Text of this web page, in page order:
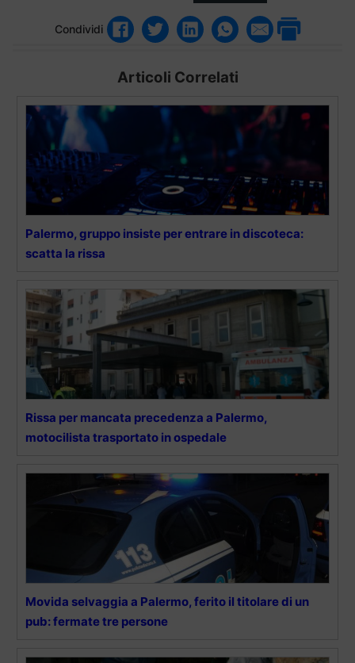
Condividi
Articoli Correlati
Palermo, gruppo insiste per entrare in discoteca:
scatta la rissa
Rissa per mancata precedenza a Palermo,
motocilista trasportato in ospedale
Movida selvaggia a Palermo, ferito il titolare di un
pub: fermate tre persone